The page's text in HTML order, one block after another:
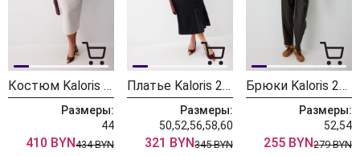
Костюм Kaloris 2258
Размеры:
44
410 BYN434 BYN
Платье Kaloris 2250
Размеры:
50,52,56,58,60
321 BYN345 BYN
Брюки Kaloris 2249
Размеры:
52,54
255 BYN279 BYN